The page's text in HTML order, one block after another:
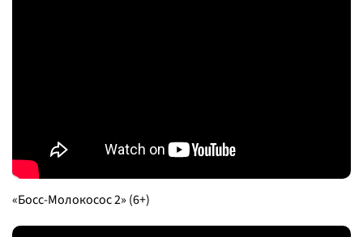
«Босс-Молокосос 2» (6+)